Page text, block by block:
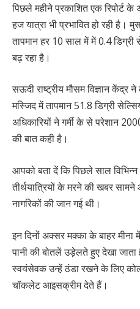
पिछले महीने प्रकाशित एक रिपोर्ट
हज यात्रा भी प्रभावित हो रही है।
तापमान हर 10 साल में में 0.4
बढ़ रहा है।
सऊदी राष्ट्रीय मौसम विज्ञान केंद्र
मस्जिद में तापमान 51.8 डिग्री
अधिकारियों ने गर्मी के से परेशान
की बात कही है।
आपको बता दें कि पिछले साल
तीर्थयात्रियों के मरने की खबर
नागरिकों की जान गई थी।
इन दिनों अक्सर मक्का के बाहर मीना
पानी की बोतलें उड़ेलते हुए देखा जाता
स्वयंसेवक उन्हें ठंडा रखने के लिए
चॉकलेट आइसक्रीम देते हैं।